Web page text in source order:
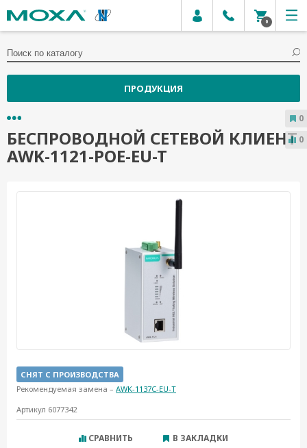
0
ПРОДУКЦИЯ
БЕСПРОВОДНОЙ СЕТЕВОЙ КЛИЕНТ
AWK-1121-POE-EU-T
СНЯТ С ПРОИЗВОДСТВА
Рекомендуемая замена – AWK-1137C-EU-T
Артикул 6077342
СРАВНИТЬ В ЗАКЛАДКИ
0
0